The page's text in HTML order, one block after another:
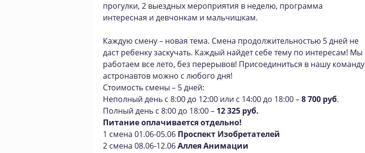
прогулки, 2 выездных мероприятия в неделю, программа
интересная и девчонкам и мальчишкам.
Каждую смену – новая тема. Смена продолжительностью 5 дней не
даст ребенку заскучать. Каждый найдет себе тему по интересам! Мы
работаем все лето, без перерывов! Присоединиться в нашу команду
астронавтов можно с любого дня!
Стоимость смены – 5 дней:
Неполный день с 8:00 до 12:00 или с 14:00 до 18:00 –8 700 руб.
Полный день с 8:00 до 18:00 – 12 325 руб.
Питание оплачивается отдельно!
1 смена 01.06-05.06 Проспект Изобретателей
2 смена 08.06-12.06Аллея Анимации